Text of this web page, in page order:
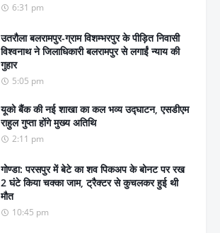
6:31 pm
उतरौला बलरामपुर-ग्राम विशम्भरपुर के पीड़ित निवासी
विश्वनाथ ने जिलाधिकारी बलरामपुर से लगाईं न्याय की
गुहार
5:05 pm
यूको बैंक की नई शाखा का कल भव्य उद्घाटन, एसडीएम
राहुल गुप्ता होंगे मुख्य अतिथि
2:11 pm
गोण्डा: परसपुर में बेटे का शव पिकअप के बोनट पर रख
2 घंटे किया चक्का जाम, ट्रैक्टर से कुचलकर हुई थी
मौत
10:45 pm